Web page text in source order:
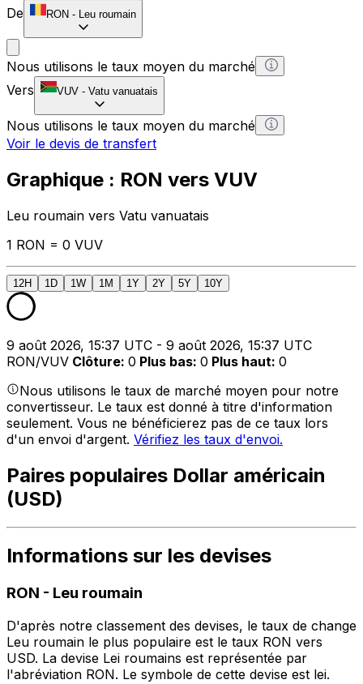
De
RON - Leu roumain
Nous utilisons le taux moyen du marché
Vers
VUV - Vatu vanuatais
Nous utilisons le taux moyen du marché
Voir le devis de transfert
Graphique : RON vers VUV
Leu roumain vers Vatu vanuatais
1 RON = 0 VUV
12H 1D 1W 1M 1Y 2Y 5Y 10Y
9 août 2026, 15:37 UTC - 9 août 2026, 15:37 UTC
RON/VUV Clôture: 0 Plus bas: 0 Plus haut: 0
Nous utilisons le taux de marché moyen pour notre
convertisseur. Le taux est donné à titre d'information
seulement. Vous ne bénéficierez pas de ce taux lors
d'un envoi d'argent. Vérifiez les taux d'envoi.
Paires populaires Dollar américain
(USD)
Informations sur les devises
RON - Leu roumain
D'après notre classement des devises, le taux de change
Leu roumain le plus populaire est le taux RON vers
USD. La devise Lei roumains est représentée par
l'abréviation RON. Le symbole de cette devise est lei.